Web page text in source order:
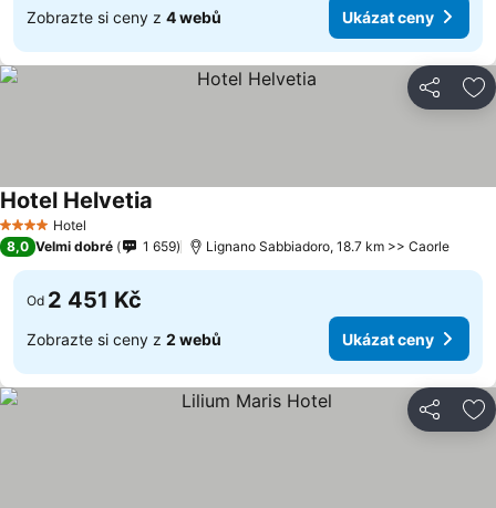
Zobrazte si ceny z 4 webů Ukázat ceny
Sdílet
4 Počet hvězdiček
Hotel
Hotel Helvetia
8,0 Velmi dobré 1 659 Lignano Sabbiadoro, 18.7 km >> Caorle
Od 2 451 Kč
Zobrazte si ceny z 2 webů Ukázat ceny
Sdílet